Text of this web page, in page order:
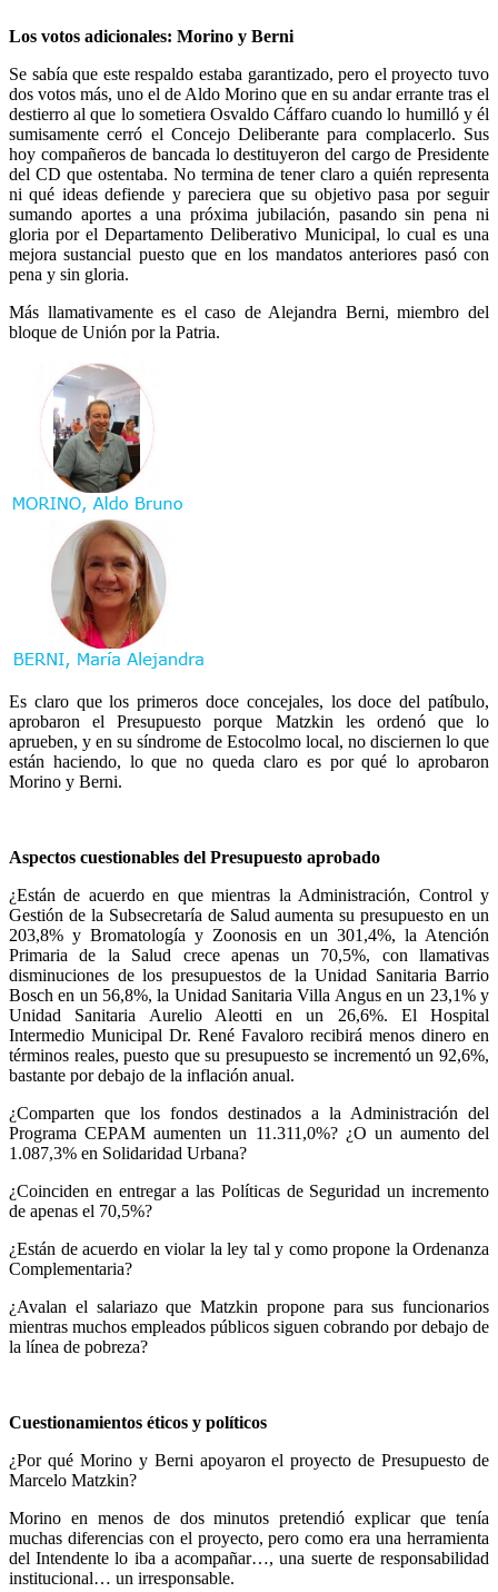
Los votos adicionales: Morino y Berni
Se sabía que este respaldo estaba garantizado, pero el proyecto tuvo
dos votos más, uno el de Aldo Morino que en su andar errante tras el
destierro al que lo sometiera Osvaldo Cáffaro cuando lo humilló y él
sumisamente cerró el Concejo Deliberante para complacerlo. Sus
hoy compañeros de bancada lo destituyeron del cargo de Presidente
del CD que ostentaba. No termina de tener claro a quién representa
ni qué ideas defiende y pareciera que su objetivo pasa por seguir
sumando aportes a una próxima jubilación, pasando sin pena ni
gloria por el Departamento Deliberativo Municipal, lo cual es una
mejora sustancial puesto que en los mandatos anteriores pasó con
pena y sin gloria.
Más llamativamente es el caso de Alejandra Berni, miembro del
bloque de Unión por la Patria.
Es claro que los primeros doce concejales, los doce del patíbulo,
aprobaron el Presupuesto porque Matzkin les ordenó que lo
aprueben, y en su síndrome de Estocolmo local, no disciernen lo que
están haciendo, lo que no queda claro es por qué lo aprobaron
Morino y Berni.
Aspectos cuestionables del Presupuesto aprobado
¿Están de acuerdo en que mientras la Administración, Control y
Gestión de la Subsecretaría de Salud aumenta su presupuesto en un
203,8% y Bromatología y Zoonosis en un 301,4%, la Atención
Primaria de la Salud crece apenas un 70,5%, con llamativas
disminuciones de los presupuestos de la Unidad Sanitaria Barrio
Bosch en un 56,8%, la Unidad Sanitaria Villa Angus en un 23,1% y
Unidad Sanitaria Aurelio Aleotti en un 26,6%. El Hospital
Intermedio Municipal Dr. René Favaloro recibirá menos dinero en
términos reales, puesto que su presupuesto se incrementó un 92,6%,
bastante por debajo de la inflación anual.
¿Comparten que los fondos destinados a la Administración del
Programa CEPAM aumenten un 11.311,0%? ¿O un aumento del
1.087,3% en Solidaridad Urbana?
¿Coinciden en entregar a las Políticas de Seguridad un incremento
de apenas el 70,5%?
¿Están de acuerdo en violar la ley tal y como propone la Ordenanza
Complementaria?
¿Avalan el salariazo que Matzkin propone para sus funcionarios
mientras muchos empleados públicos siguen cobrando por debajo de
la línea de pobreza?
Cuestionamientos éticos y políticos
¿Por qué Morino y Berni apoyaron el proyecto de Presupuesto de
Marcelo Matzkin?
Morino en menos de dos minutos pretendió explicar que tenía
muchas diferencias con el proyecto, pero como era una herramienta
del Intendente lo iba a acompañar…, una suerte de responsabilidad
institucional… un irresponsable.